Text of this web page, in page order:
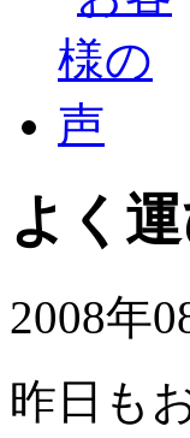
よく
2008年
昨日も